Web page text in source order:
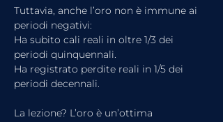
Tuttavia, anche l’oro non è immune ai
periodi negativi:
Ha subito cali reali in oltre 1/3 dei
periodi quinquennali.
Ha registrato perdite reali in 1/5 dei
periodi decennali.
La lezione? L’oro è un’ottima